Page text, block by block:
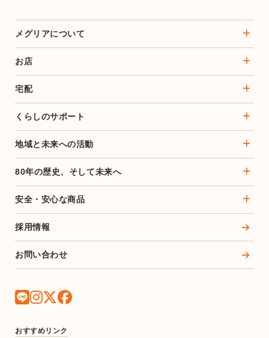
メグリアについて
お店
宅配
くらしのサポート
地域と未来への活動
80年の歴史、そして未来へ
安全・安心な商品
採用情報
お問い合わせ
おすすめリンク